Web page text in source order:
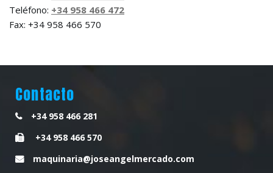
Teléfono: +34 958 466 472
Fax: +34 958 466 570
Contacto
+34 958 466 281
+34 958 466 570
maquinaria@joseangelmercado.com